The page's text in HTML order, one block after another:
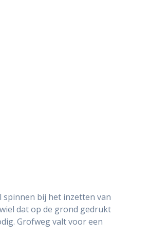
spinnen bij het inzetten van
dat op de grond gedrukt
Grofweg valt voor een